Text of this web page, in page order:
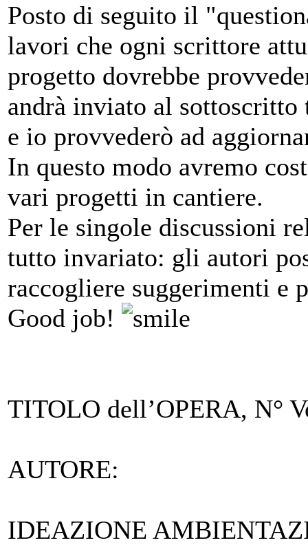
Posto di seguito il
lavori che ogni scrittore
progetto dovrebbe
andrà inviato al
e io provvederò ad
In questo modo avremo
vari progetti in cantiere.
Per le singole discussioni
tutto invariato: gli autori
raccogliere suggerimenti e
Good job!
TITOLO dell’OPERA, N°
AUTORE:
IDEAZIONE